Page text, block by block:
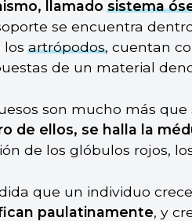
llamadosistema
se encuentra
losartrópodos, cuentan
de un material
son mucho más
de ellos, se halla la
de los glóbulos rojos,
que un individuo
paulatinamente, y